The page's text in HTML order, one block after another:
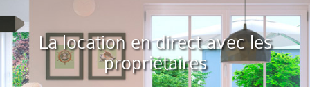
La location en direct avec les
propriétaires